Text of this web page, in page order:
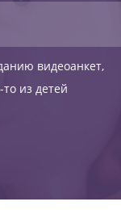
видеоанкет,
из детей